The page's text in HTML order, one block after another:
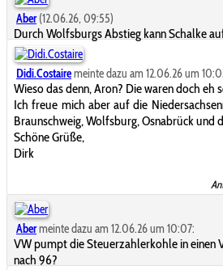
Aber(12.06.26, 09:55)
Durch Wolfsburgs Abstieg kann Schalke
Didi.Costairemeinte dazu am 12.06.26 um
Wieso das denn, Aron? Die waren doch eh
Ich freue mich aber auf die
Braunschweig, Wolfsburg, Osnabrück und
Schöne Grüße,
Dirk
Abermeinte dazu am 12.06.26 um 10:07:
VW pumpt die Steuerzahlerkohle in einen
nach 96?